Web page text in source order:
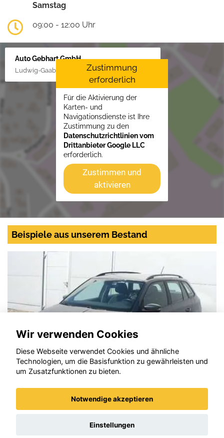
Samstag
09:00 - 12:00 Uhr
Auto Gebhart GmbH
Ludwig-Gaab-Str. 4, 88427 Bad Schussenried
Zustimmung
erforderlich
Für die Aktivierung der
Karten- und
Navigationsdienste ist Ihre
Zustimmung zu den
Datenschutzrichtlinien vom
Drittanbieter Google LLC
erforderlich.
Zustimmen und
aktivieren
Beispiele aus unserem Bestand
Wir verwenden Cookies
Diese Webseite verwendet Cookies und ähnliche
Technologien, um die Basisfunktion zu gewährleisten und
um Zusatzfunktionen zu bieten.
Notwendige akzeptieren
Einstellungen